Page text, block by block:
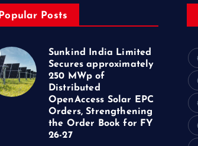
Popular Posts
Sunkind India Limited
Secures approximately
250 MWp of
Distributed
OpenAccess Solar EPC
Orders, Strengthening
the Order Book for FY
26-27